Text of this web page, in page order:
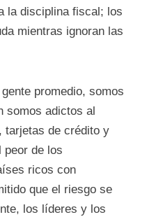
la disciplina fiscal; los
mientras ignoran las
promedio, somos
somos adictos al
tarjetas de crédito y
peor de los
ricos con
que el riesgo se
los líderes y los